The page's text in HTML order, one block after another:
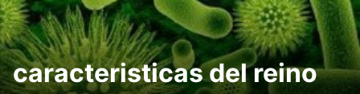
caracteristicas del reino